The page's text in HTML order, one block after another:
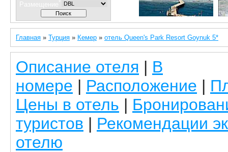
Размещение
Главная » Турция » Кемер » отель Queen's Park Resort Goynuk 5*
Описание отеля | В
номере | Расположение |
Цены в отель |
туристов | Рекомендации
отелю